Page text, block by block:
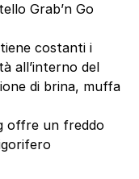
Grab’n Go
costanti i
all’interno del
di brina, muffa
offre un freddo